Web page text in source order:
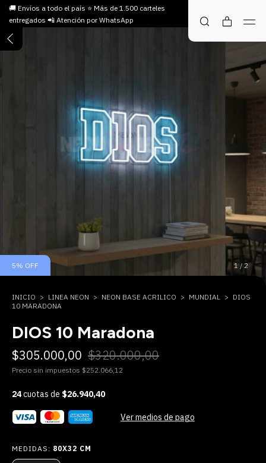
🚚 Envíos a todo el país ⭐ Más de 1.500 carteles
entregados 📲 Atención por WhatsApp
5% OFF 1/2
INICIO > LINEA NEON > NEON BASE ACRILICO > MUNDIAL > DIOS
10 MARADONA
DIOS 10 Maradona
$305.000,00 $320.000,00
Precio sin impuestos $252.066,12
24cuotas de $26.940,40
Ver medios de pago
MEDIDAS: 80X32 CM